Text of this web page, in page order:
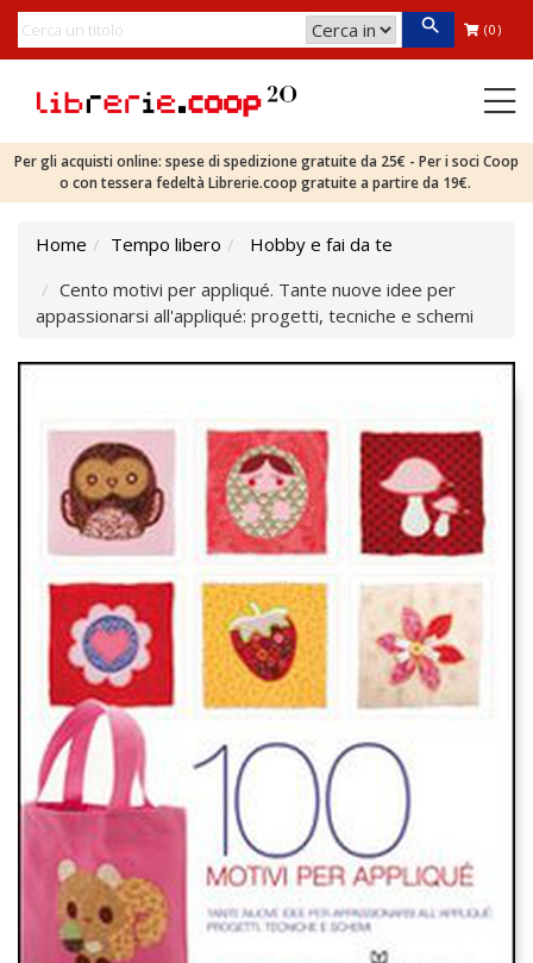
(0)
Per gli acquisti online: spese di spedizione gratuite da 25€ - Per i soci Coop
o con tessera fedeltà Librerie.coop gratuite a partire da 19€.
Home Tempo libero
Hobby e fai da te
Cento motivi per appliqué. Tante nuove idee per
appassionarsi all'appliqué: progetti, tecniche e schemi